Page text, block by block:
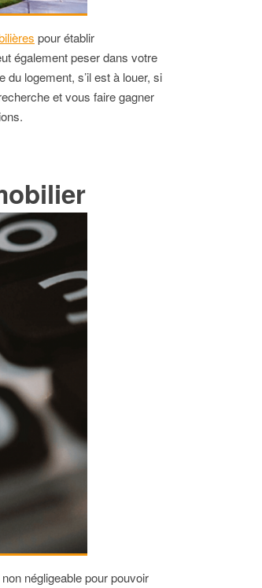
pour établir
également peser dans votre
logement, s’il est à louer, si
et vous faire gagner
négligeable pour pouvoir